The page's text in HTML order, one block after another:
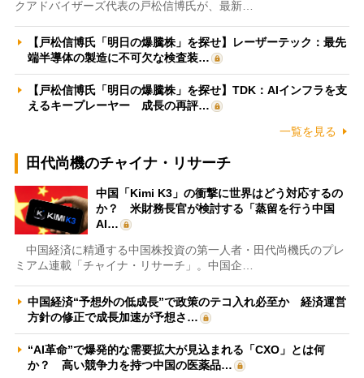
クアドバイザーズ代表の戸松信博氏が、最新…
【戸松信博氏「明日の爆騰株」を探せ】レーザーテック：最先
端半導体の製造に不可欠な検査装…
【戸松信博氏「明日の爆騰株」を探せ】TDK：AIインフラを支
えるキープレーヤー 成長の再評…
一覧を見る
田代尚機のチャイナ・リサーチ
中国「Kimi K3」の衝撃に世界はどう対応するの
か？ 米財務長官が検討する「蒸留を行う中国
AI…
中国経済に精通する中国株投資の第一人者・田代尚機氏のプレ
ミアム連載「チャイナ・リサーチ」。中国企…
中国経済“予想外の低成長”で政策のテコ入れ必至か 経済運営
方針の修正で成長加速が予想さ…
“AI革命”で爆発的な需要拡大が見込まれる「CXO」とは何
か？ 高い競争力を持つ中国の医薬品…